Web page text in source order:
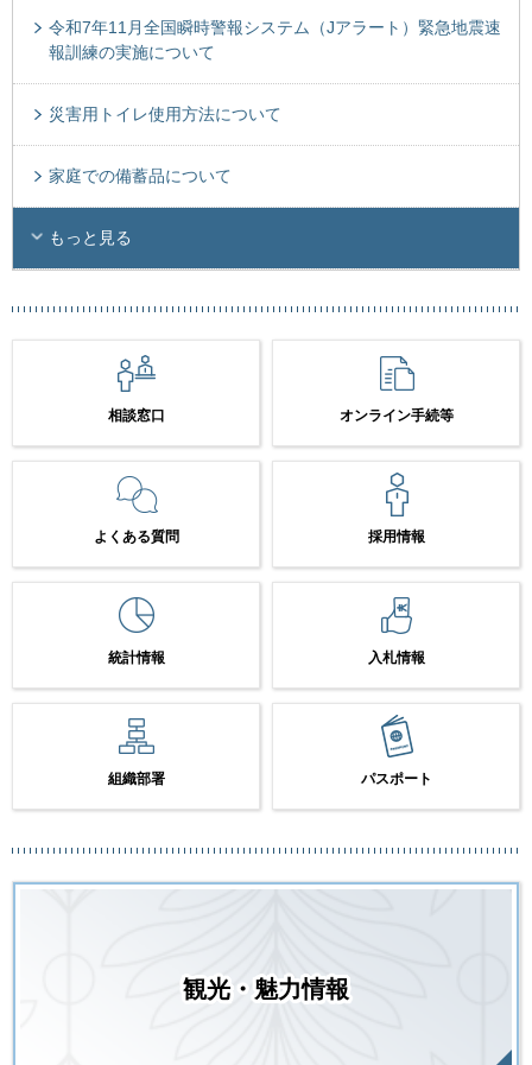
令和7年11月全国瞬時警報システム（Jアラート）緊急地震速
報訓練の実施について
災害用トイレ使用方法について
家庭での備蓄品について
もっと見る
相談窓口 オンライン手続等
よくある質問 採用情報
統計情報 入札情報
組織部署 パスポート
観光・魅力情報